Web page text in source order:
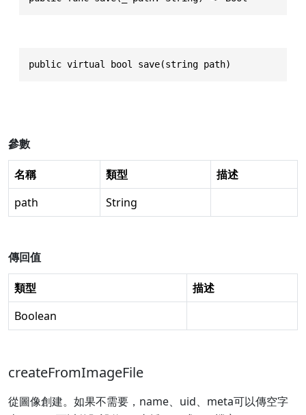
public virtual bool save(string path)
參數
名稱 類型
描述
path
String
傳回值
類型
描述
Boolean
createFromImageFile
從圖像創建。如果不需要，name、uid、meta可以傳空字